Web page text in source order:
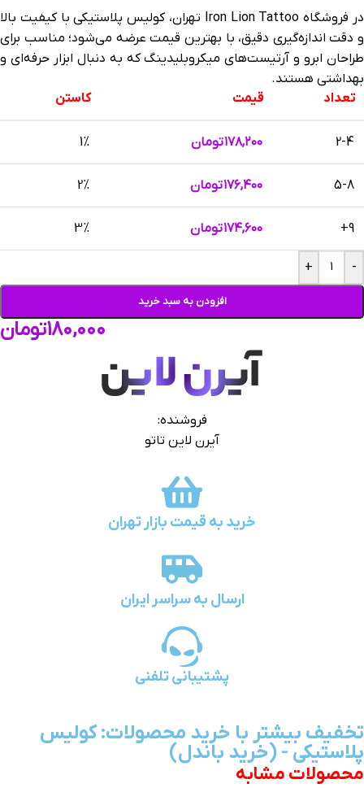
در فروشگاه Iron Lion Tattoo تهران، کولیس پلاستیکی با کیفیت بالا
و دقت اندازه‌گیری دقیق، با بهترین قیمت عرضه می‌شود؛ مناسب برای
طراحان ابرو و آرتیست‌های میکروبلیدینگ که به دنبال ابزار حرفه‌ای و
بهداشتی هستند.
تعداد
قیمت کاستن
2-4 ۱۷۸,۲۰۰تومان 1%
5-8 ۱۷۶,۴۰۰تومان 2%
9+ ۱۷۴,۶۰۰تومان 3%
-
+
افزودن به سبد خرید
۱۸۰,۰۰۰تومان
فروشنده:
آیرن لاین تاتو
خرید به قیمت بازار تهران
ارسال به سراسر ایران
پشتیبانی تلفنی
تخفیف بیشتر با خرید محصولات: کولیس
پلاستیکی - (خرید باندل)
محصولات مشابه